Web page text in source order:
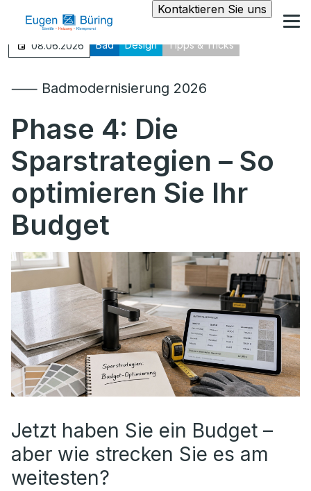
Kontaktieren Sie uns
08.06.2026 Bad Design Tipps & Tricks
⸺ Badmodernisierung 2026
Phase 4: Die
Sparstrategien – So
optimieren Sie Ihr
Budget
Jetzt haben Sie ein Budget –
aber wie strecken Sie es am
weitesten?